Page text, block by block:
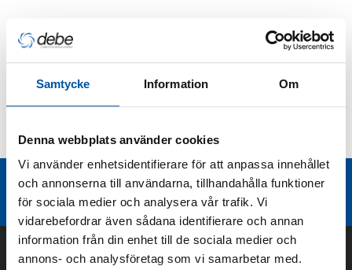
Samtycke Information Om
Denna webbplats använder cookies
Vi använder enhetsidentifierare för att anpassa innehållet
och annonserna till användarna, tillhandahålla funktioner
för sociala medier och analysera vår trafik. Vi
vidarebefordrar även sådana identifierare och annan
information från din enhet till de sociala medier och
annons- och analysföretag som vi samarbetar med.
Produktbeskrivning
Teknisk dokumentation
Liknande produktgrupper